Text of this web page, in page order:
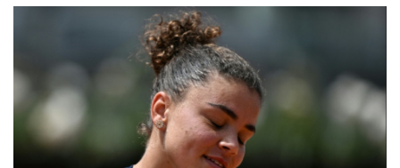
BIF 3453.955207
BRL 5.876989
BSD 1.155995
BTN 110.001186
BWP 15.603479